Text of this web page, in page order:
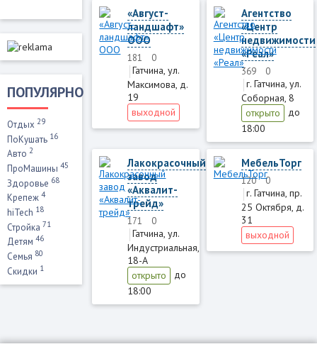
ПОПУЛЯРНО
Отдых 29
ПоКушать 16
Авто 2
ПроМашины 45
Здоровье 68
Крепеж 4
hiTech 18
Стройка 71
Детям 46
Семья 80
Скидки 1
«Август-
ландшафт»
ООО
181 0
Гатчина, ул.
Максимова, д.
19
выходной
Агентство
«Центр
недвижимости
«Реал»
369 0
г. Гатчина, ул.
Соборная, 8
открыто
до
18:00
Лакокрасочный
завод
«Аквалит-
трейд»
171 0
Гатчина, ул.
Индустриальная,
18-А
открыто
до
18:00
МебельТорг
120 0
г. Гатчина, пр.
25 Октября, д.
31
выходной